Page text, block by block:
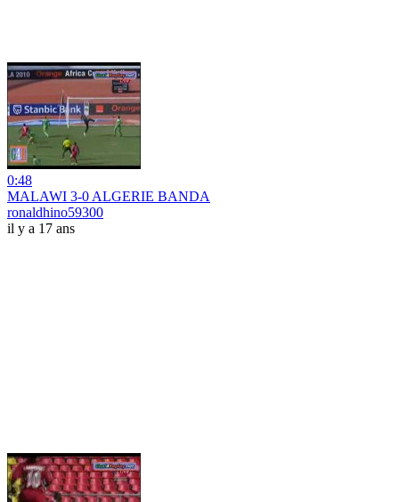
0:48
MALAWI 3-0 ALGERIE BANDA
ronaldhino59300
il y a 17 ans